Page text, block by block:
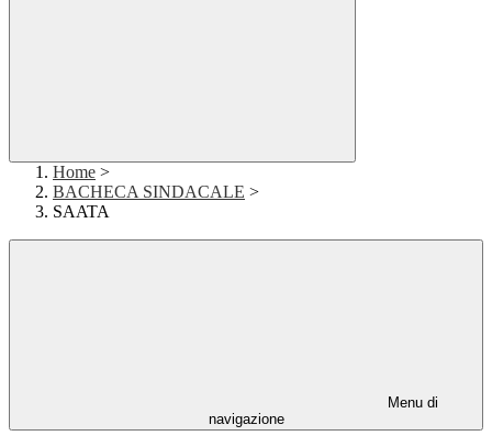
Home >
BACHECA SINDACALE >
SAATA
Menu di
navigazione